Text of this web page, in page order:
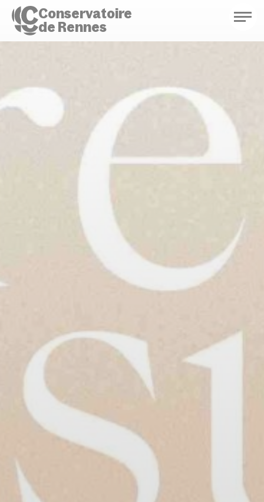
Conservatoire
de Rennes
Enseignements
Saison culturelle
Bibliothèque musicale
Infos pratiques
EXTRANET
NEWSLETTER